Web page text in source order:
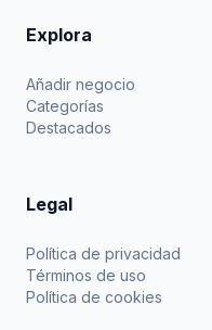
Explora
Añadir negocio
Categorías
Destacados
Legal
Política de privacidad
Términos de uso
Política de cookies